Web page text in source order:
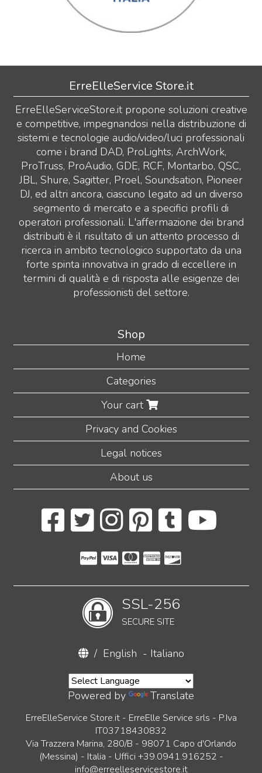
ErreElleService Store.it
ErreElleServiceStore.it propone soluzioni creative
e competitive, impegnandosi nella distribuzione di
sistemi e tecnologie audio/video/luci professionali
come i brand DAD, ProLights, ArchWork,
ProTruss, ProAudio, GDE, RCF, Montarbo, QSC,
JBL, Shure, Sagitter, Proel, Soundsation, Pioneer
DJ, ed altri ancora, ciascuno legato ad un diverso
segmento di mercato e a specifici profili di
operatori professionali. L'affermazione dei brand
distribuiti è il risultato di un attento processo di
ricerca in ambito tecnologico supportato da una
forte spinta innovativa in grado di eccellere in
termini di qualità e di risposta alle esigenze dei
professionisti del settore.
Shop
Home
Categories
Your cart
Privacy and Cookies
Legal notices
About us
SSL-256
SECURE SITE
/ English - Italiano
Powered by Translate
ErreElleService Store.it - ErreElle Service srls - P.Iva
IT03718430832
Via Trazzera Marina, 280/B - 98071 Capo d'Orlando
(Messina) - Italia - Uffici +39.0941.916252 -
info@erreelleservicestore.it